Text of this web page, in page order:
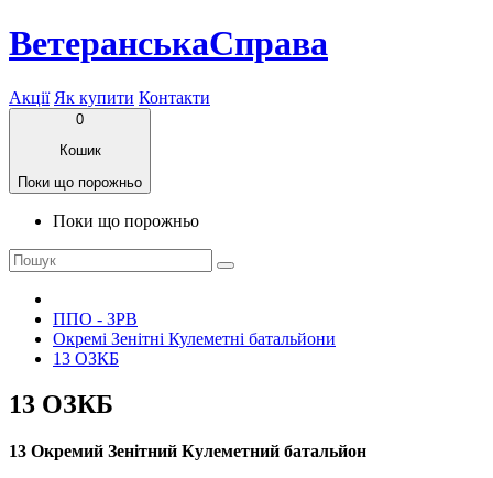
ВетеранськаСправа
Акції Як купити Контакти
0
Кошик
Поки що порожньо
Поки що порожньо
ППО - ЗРВ
Окремі Зенітні Кулеметні батальйони
13 ОЗКБ
13 ОЗКБ
13 Окремий Зенітний Кулеметний батальйон